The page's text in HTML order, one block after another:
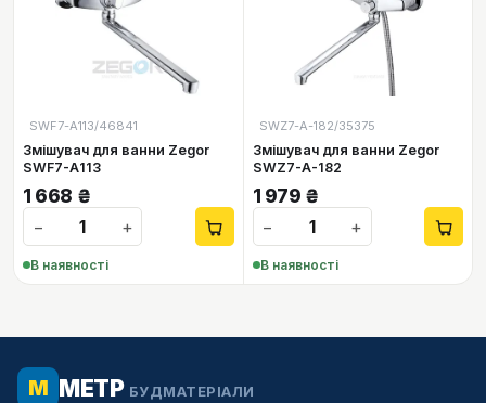
SWF7-А113/46841
Змішувач для ванни Zegor
SWF7-А113
1 668 ₴
−
+
В наявності
SWZ7-А-182/35375
Змішувач для ванни Zegor
SWZ7-А-182
1 979 ₴
−
+
В наявності
М МЕТР БУДМАТЕРІАЛИ